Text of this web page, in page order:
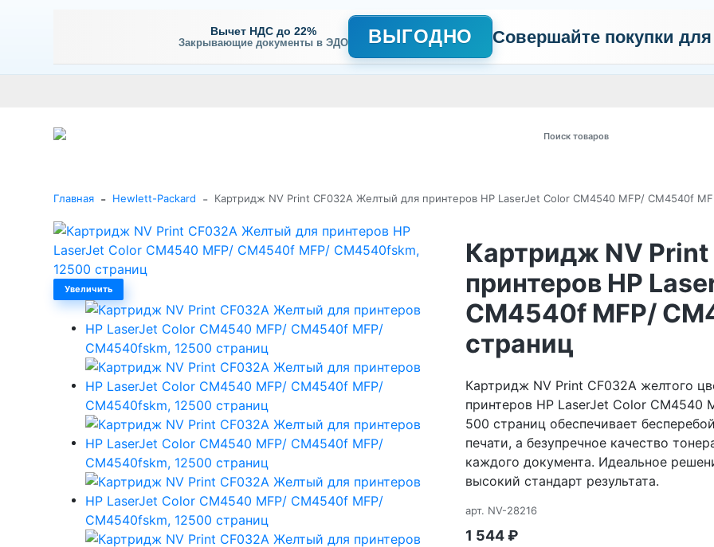
Вычет НДС до 22%
Закрывающие документы в ЭДО ВЫГОДНО Совершайте покупки
Главная - Hewlett-Packard - Картридж NV Print CF032A Желтый для принтеров HP LaserJet Color CM4540 MFP/ CM4540f
Увеличить
Картридж NV
принтеров HP
CM4540f MFP/
страниц
Картридж NV Print CF032A желтого
принтеров HP LaserJet Color CM4540
500 страниц обеспечивает
печати, а безупречное качество
каждого документа. Идеальное
высокий стандарт результата.
арт. NV-28216
1 544₽